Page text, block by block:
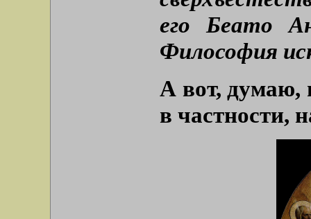
его Беато
Философия
А вот, думаю,
в частности,